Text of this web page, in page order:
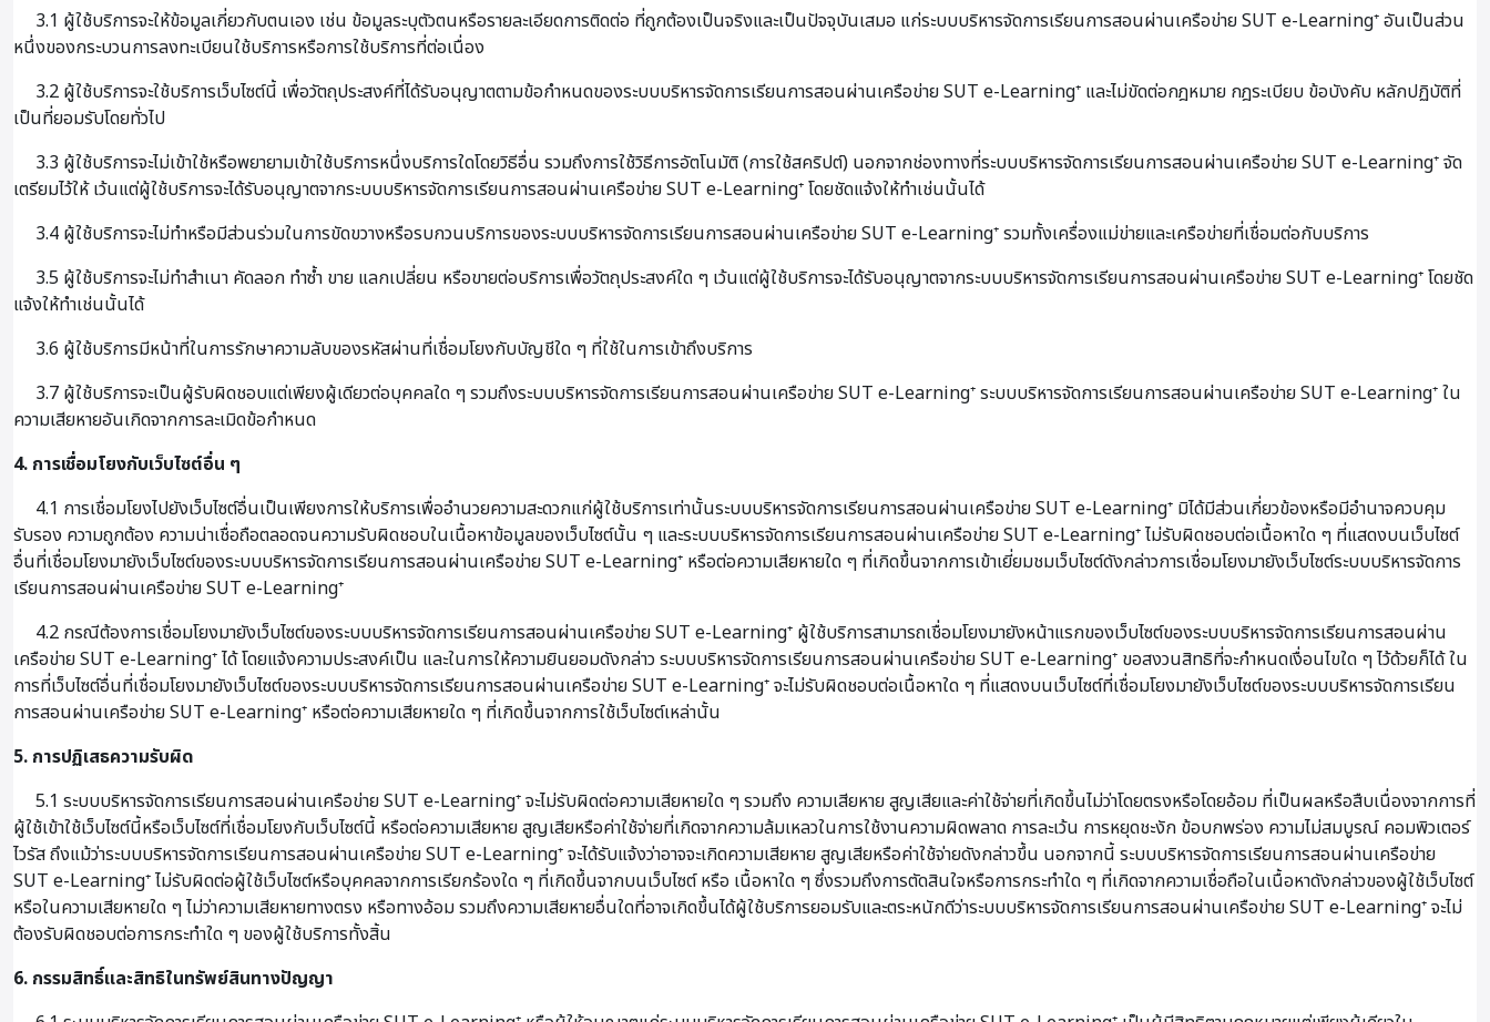
3.1 ผู้ใช้บริการจะให้ข้อมูลเกี่ยวกับตนเอง เช่น ข้อมูลระบุตัวตนหรือรายละเอียดการติดต่อ ที่ถูกต้องเป็นจริงและเป็นปัจจุบันเสมอ แก่ระบบบริหารจัดการเรียนการสอนผ่านเครือข่าย SUT e-Learning⁺ อันเป็นส่วน
หนึ่งของกระบวนการลงทะเบียนใช้บริการหรือการใช้บริการที่ต่อเนื่อง
3.2 ผู้ใช้บริการจะใช้บริการเว็บไซต์นี้ เพื่อวัตถุประสงค์ที่ได้รับอนุญาตตามข้อกำหนดของระบบบริหารจัดการเรียนการสอนผ่านเครือข่าย SUT e-Learning⁺ และไม่ขัดต่อกฎหมาย กฎระเบียบ ข้อบังคับ หลักปฏิบัติที่
เป็นที่ยอมรับโดยทั่วไป
3.3 ผู้ใช้บริการจะไม่เข้าใช้หรือพยายามเข้าใช้บริการหนึ่งบริการใดโดยวิธีอื่น รวมถึงการใช้วิธีการอัตโนมัติ (การใช้สคริปต์) นอกจากช่องทางที่ระบบบริหารจัดการเรียนการสอนผ่านเครือข่าย SUT e-Learning⁺ จัด
เตรียมไว้ให้ เว้นแต่ผู้ใช้บริการจะได้รับอนุญาตจากระบบบริหารจัดการเรียนการสอนผ่านเครือข่าย SUT e-Learning⁺ โดยชัดแจ้งให้ทำเช่นนั้นได้
3.4 ผู้ใช้บริการจะไม่ทำหรือมีส่วนร่วมในการขัดขวางหรือรบกวนบริการของระบบบริหารจัดการเรียนการสอนผ่านเครือข่าย SUT e-Learning⁺ รวมทั้งเครื่องแม่ข่ายและเครือข่ายที่เชื่อมต่อกับบริการ
3.5 ผู้ใช้บริการจะไม่ทำสำเนา คัดลอก ทำซ้ำ ขาย แลกเปลี่ยน หรือขายต่อบริการเพื่อวัตถุประสงค์ใด ๆ เว้นแต่ผู้ใช้บริการจะได้รับอนุญาตจากระบบบริหารจัดการเรียนการสอนผ่านเครือข่าย SUT e-Learning⁺ โดยชัด
แจ้งให้ทำเช่นนั้นได้
3.6 ผู้ใช้บริการมีหน้าที่ในการรักษาความลับของรหัสผ่านที่เชื่อมโยงกับบัญชีใด ๆ ที่ใช้ในการเข้าถึงบริการ
3.7 ผู้ใช้บริการจะเป็นผู้รับผิดชอบแต่เพียงผู้เดียวต่อบุคคลใด ๆ รวมถึงระบบบริหารจัดการเรียนการสอนผ่านเครือข่าย SUT e-Learning⁺ ระบบบริหารจัดการเรียนการสอนผ่านเครือข่าย SUT e-Learning⁺ ใน
ความเสียหายอันเกิดจากการละเมิดข้อกำหนด
4. การเชื่อมโยงกับเว็บไซต์อื่น ๆ
4.1 การเชื่อมโยงไปยังเว็บไซต์อื่นเป็นเพียงการให้บริการเพื่ออำนวยความสะดวกแก่ผู้ใช้บริการเท่านั้นระบบบริหารจัดการเรียนการสอนผ่านเครือข่าย SUT e-Learning⁺ มิได้มีส่วนเกี่ยวข้องหรือมีอำนาจควบคุม
รับรอง ความถูกต้อง ความน่าเชื่อถือตลอดจนความรับผิดชอบในเนื้อหาข้อมูลของเว็บไซต์นั้น ๆ และระบบบริหารจัดการเรียนการสอนผ่านเครือข่าย SUT e-Learning⁺ ไม่รับผิดชอบต่อเนื้อหาใด ๆ ที่แสดงบนเว็บไซต์
อื่นที่เชื่อมโยงมายังเว็บไซต์ของระบบบริหารจัดการเรียนการสอนผ่านเครือข่าย SUT e-Learning⁺ หรือต่อความเสียหายใด ๆ ที่เกิดขึ้นจากการเข้าเยี่ยมชมเว็บไซต์ดังกล่าวการเชื่อมโยงมายังเว็บไซต์ระบบบริหารจัดการ
เรียนการสอนผ่านเครือข่าย SUT e-Learning⁺
4.2 กรณีต้องการเชื่อมโยงมายังเว็บไซต์ของระบบบริหารจัดการเรียนการสอนผ่านเครือข่าย SUT e-Learning⁺ ผู้ใช้บริการสามารถเชื่อมโยงมายังหน้าแรกของเว็บไซต์ของระบบบริหารจัดการเรียนการสอนผ่าน
เครือข่าย SUT e-Learning⁺ ได้ โดยแจ้งความประสงค์เป็น และในการให้ความยินยอมดังกล่าว ระบบบริหารจัดการเรียนการสอนผ่านเครือข่าย SUT e-Learning⁺ ขอสงวนสิทธิที่จะกำหนดเงื่อนไขใด ๆ ไว้ด้วยก็ได้ ใน
การที่เว็บไซต์อื่นที่เชื่อมโยงมายังเว็บไซต์ของระบบบริหารจัดการเรียนการสอนผ่านเครือข่าย SUT e-Learning⁺ จะไม่รับผิดชอบต่อเนื้อหาใด ๆ ที่แสดงบนเว็บไซต์ที่เชื่อมโยงมายังเว็บไซต์ของระบบบริหารจัดการเรียน
การสอนผ่านเครือข่าย SUT e-Learning⁺ หรือต่อความเสียหายใด ๆ ที่เกิดขึ้นจากการใช้เว็บไซต์เหล่านั้น
5. การปฏิเสธความรับผิด
5.1 ระบบบริหารจัดการเรียนการสอนผ่านเครือข่าย SUT e-Learning⁺ จะไม่รับผิดต่อความเสียหายใด ๆ รวมถึง ความเสียหาย สูญเสียและค่าใช้จ่ายที่เกิดขึ้นไม่ว่าโดยตรงหรือโดยอ้อม ที่เป็นผลหรือสืบเนื่องจากการที่
ผู้ใช้เข้าใช้เว็บไซต์นี้หรือเว็บไซต์ที่เชื่อมโยงกับเว็บไซต์นี้ หรือต่อความเสียหาย สูญเสียหรือค่าใช้จ่ายที่เกิดจากความล้มเหลวในการใช้งานความผิดพลาด การละเว้น การหยุดชะงัก ข้อบกพร่อง ความไม่สมบูรณ์ คอมพิวเตอร์
ไวรัส ถึงแม้ว่าระบบบริหารจัดการเรียนการสอนผ่านเครือข่าย SUT e-Learning⁺ จะได้รับแจ้งว่าอาจจะเกิดความเสียหาย สูญเสียหรือค่าใช้จ่ายดังกล่าวขึ้น นอกจากนี้ ระบบบริหารจัดการเรียนการสอนผ่านเครือข่าย
SUT e-Learning⁺ ไม่รับผิดต่อผู้ใช้เว็บไซต์หรือบุคคลจากการเรียกร้องใด ๆ ที่เกิดขึ้นจากบนเว็บไซต์ หรือ เนื้อหาใด ๆ ซึ่งรวมถึงการตัดสินใจหรือการกระทำใด ๆ ที่เกิดจากความเชื่อถือในเนื้อหาดังกล่าวของผู้ใช้เว็บไซต์
หรือในความเสียหายใด ๆ ไม่ว่าความเสียหายทางตรง หรือทางอ้อม รวมถึงความเสียหายอื่นใดที่อาจเกิดขึ้นได้ผู้ใช้บริการยอมรับและตระหนักดีว่าระบบบริหารจัดการเรียนการสอนผ่านเครือข่าย SUT e-Learning⁺ จะไม่
ต้องรับผิดชอบต่อการกระทำใด ๆ ของผู้ใช้บริการทั้งสิ้น
6. กรรมสิทธิ์และสิทธิในทรัพย์สินทางปัญญา